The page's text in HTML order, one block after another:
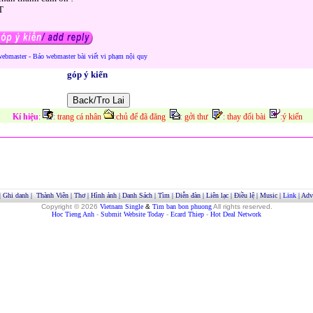
- Báo webmaster bài viết vi phạm nội quy
góp ý kiến
Kí hiệu: : trang cá nhân :chủ để đã đăng : gởi thư : thay đổi bài :ý kiến
Ghi danh| Thành Viên| Thơ| Hình ảnh| Danh Sách| Tìm | Diễn đàn| Liên lạc| Điều lệ| Music| Link|
Copyright © 2026 Vietnam Single& Tim ban bon phuong All rights reserved.
Hoc Tieng Anh - Submit Website Today - Ecard Thiep - Hot Deal Network